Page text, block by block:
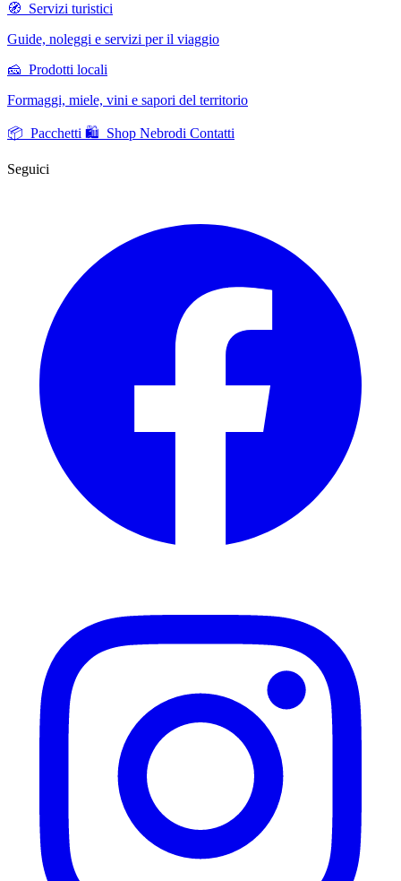
🧭 Servizi turistici
Guide, noleggi e servizi per il viaggio
🧀 Prodotti locali
Formaggi, miele, vini e sapori del territorio
📦 Pacchetti 🛍️ Shop Nebrodi Contatti
Seguici